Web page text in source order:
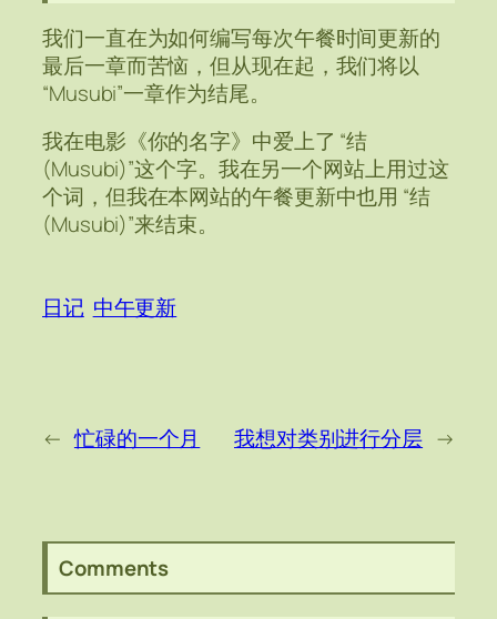
我们一直在为如何编写每次午餐时间更新的
最后一章而苦恼，但从现在起，我们将以
“Musubi”一章作为结尾。
我在电影《你的名字》中爱上了 “结
(Musubi)”这个字。我在另一个网站上用过这
个词，但我在本网站的午餐更新中也用 “结
(Musubi)”来结束。
日记 中午更新
← 忙碌的一个月 我想对类别进行分层 →
Comments